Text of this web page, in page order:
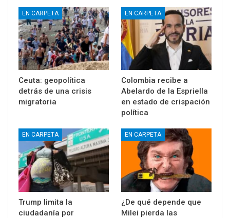
EN CARPETA
Ceuta: geopolítica
detrás de una crisis
migratoria
EN CARPETA
Colombia recibe a
Abelardo de la Espriella
en estado de crispación
política
EN CARPETA
Trump limita la
ciudadanía por
EN CARPETA
¿De qué depende que
Milei pierda las